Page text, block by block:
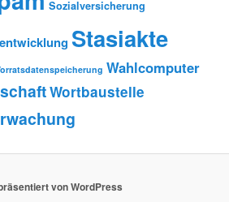
Sozialversicherung
Stasiakte
Wahlcomputer
Wortbaustelle
von WordPress